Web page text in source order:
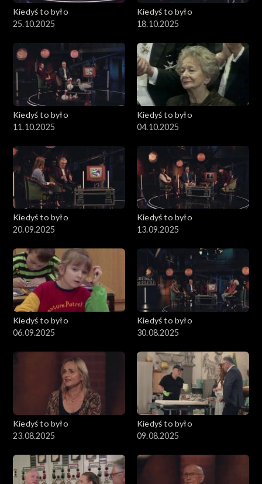
Kiedyś to było
25.10.2025
Kiedyś to było
18.10.2025
Kiedyś to było
11.10.2025
Kiedyś to było
04.10.2025
Kiedyś to było
20.09.2025
Kiedyś to było
13.09.2025
Kiedyś to było
06.09.2025
Kiedyś to było
30.08.2025
Kiedyś to było
23.08.2025
Kiedyś to było
09.08.2025